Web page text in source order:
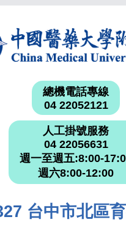
總機電話專線
04 22052121
人工掛號服務
04 22056631
週一至週五:8:00-
週六8:00-12:00
台中市北區